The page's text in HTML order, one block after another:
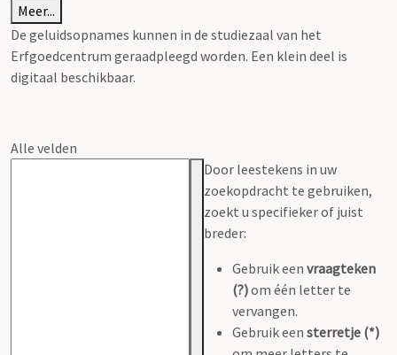
Meer...
De geluidsopnames kunnen in de studiezaal van het
Erfgoedcentrum geraadpleegd worden. Een klein deel is
digitaal beschikbaar.
Alle velden
Door leestekens in uw
zoekopdracht te gebruiken,
zoekt u specifieker of juist
breder:
Gebruik een vraagteken
(?)om één letter te
vervangen.
Gebruik een sterretje (*)